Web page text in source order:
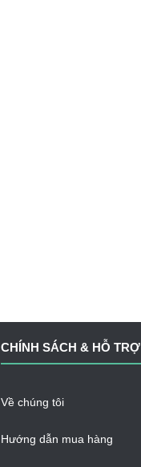
CHÍNH SÁCH & HỖ TRỢ
Về chúng tôi
Hướng dẫn mua hàng